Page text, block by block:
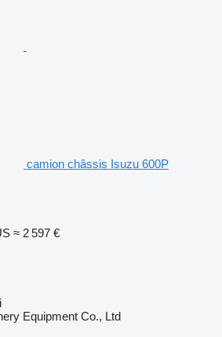
camion châssis Isuzu 600P
≈ 2 597 €
Equipment Co., Ltd